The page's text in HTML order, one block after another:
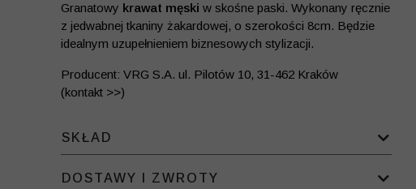
Granatowy krawat męski w skośne paski. Wykonany ręcznie
z jedwabnej tkaniny żakardowej, o szerokości 8cm. Będzie
idealnym uzupełnieniem biznesowych stylizacji.
Producent: VRG S.A. ul. Pilotów 10, 31-462 Kraków
(kontakt >>)
SKŁAD
DOSTAWY I ZWROTY